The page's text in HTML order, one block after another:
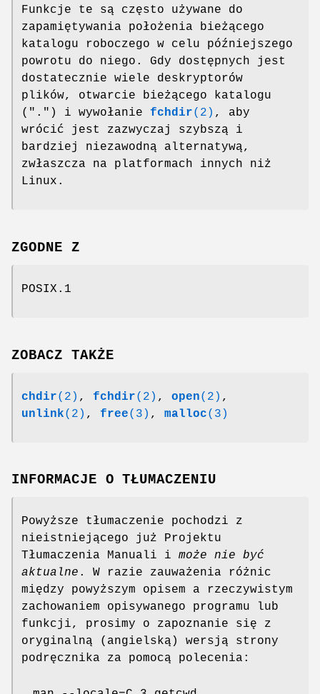
Funkcje te są często używane do
zapamiętywania położenia bieżącego
katalogu roboczego w celu późniejszego
powrotu do niego. Gdy dostępnych jest
dostatecznie wiele deskryptorów
plików, otwarcie bieżącego katalogu
(".") i wywołanie fchdir(2) , aby
wrócić jest zazwyczaj szybszą i
bardziej niezawodną alternatywą,
zwłaszcza na platformach innych niż
Linux.
ZGODNE Z
POSIX.1
ZOBACZ TAKŻE
chdir(2) , fchdir(2) , open(2) ,
unlink(2) , free(3) , malloc(3)
INFORMACJE O TŁUMACZENIU
Powyższe tłumaczenie pochodzi z
nieistniejącego już Projektu
Tłumaczenia Manuali i może nie być
aktualne . W razie zauważenia różnic
między powyższym opisem a rzeczywistym
zachowaniem opisywanego programu lub
funkcji, prosimy o zapoznanie się z
oryginalną (angielską) wersją strony
podręcznika za pomocą polecenia: